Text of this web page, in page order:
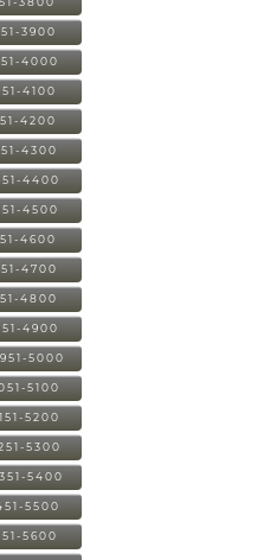
3900
4000
4100
4200
4300
4400
4500
4600
4700
4800
4900
5000
5100
5200
5300
5400
5500
5600